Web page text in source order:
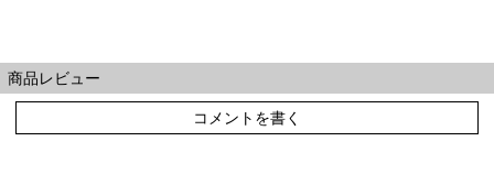
商品レビュー
コメントを書く